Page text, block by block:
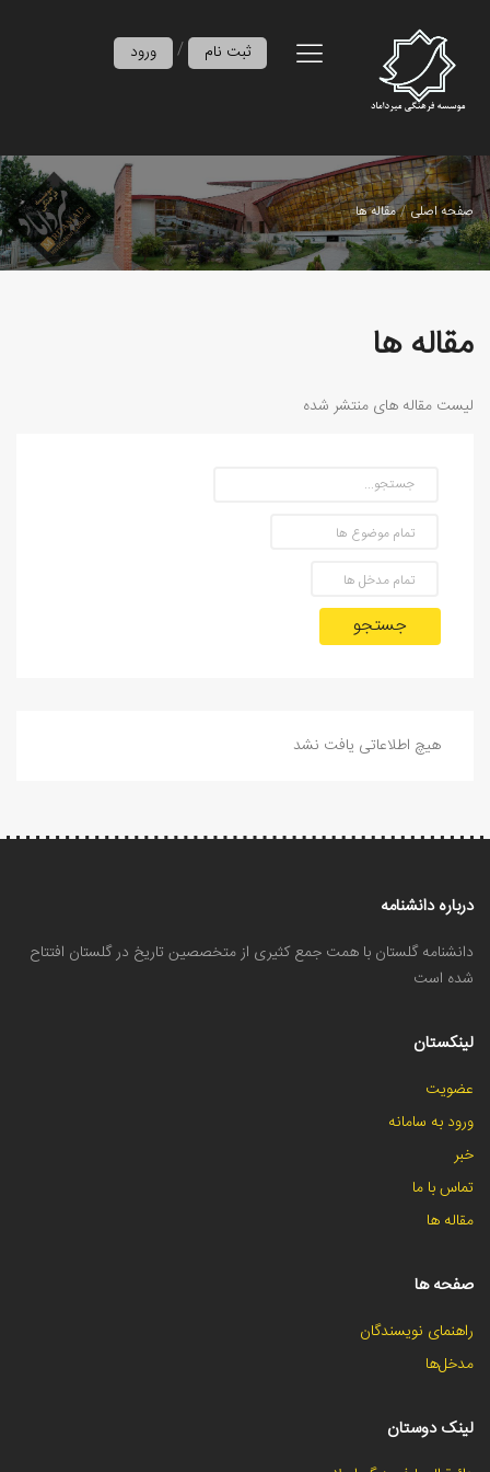
ورود / ثبت نام
صفحه اصلی مقاله ها
مقاله ها
لیست مقاله های منتشر شده
جستجو
هیچ اطلاعاتی یافت نشد
درباره دانشنامه
دانشنامه گلستان با همت جمع کثیری از متخصصین تاریخ در گلستان افتتاح
شده است
لینکستان
عضویت
ورود به سامانه
خبر
تماس با ما
مقاله ها
صفحه ها
راهنمای نویسندگان
مدخل‌ها
لینک دوستان